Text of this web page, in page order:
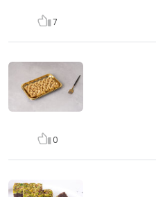
7
0